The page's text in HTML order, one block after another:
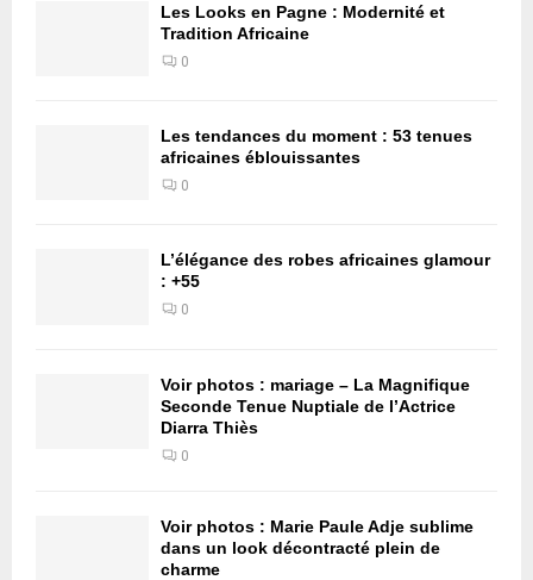
Les Looks en Pagne : Modernité et
Tradition Africaine
0
Les tendances du moment : 53 tenues
africaines éblouissantes
0
L’élégance des robes africaines glamour
: +55
0
Voir photos : mariage – La Magnifique
Seconde Tenue Nuptiale de l’Actrice
Diarra Thiès
0
Voir photos : Marie Paule Adje sublime
dans un look décontracté plein de
charme